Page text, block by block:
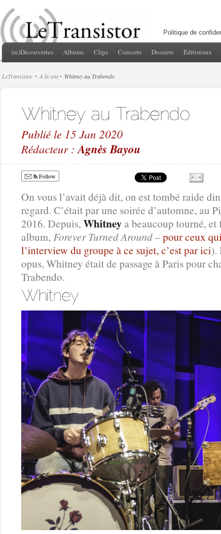
Politique de
(re)Découvertes Albums Clips Concerts Dossiers Editoriaux
LeTransistor A la une Whitney au Trabendo
Publié le 15 Jan 2020
Rédacteur :Agnès Bayou
Follow
On vous l’avait déjà dit, on est tombé raide
regard. C’était par une soirée d’automne, au
2016. Depuis, Whitney a beaucoup tourné,
album, Forever Turned Around–pour ceux
l’interview du groupe à ce sujet, c’est par ici).
opus, Whitney était de passage à Paris pour
Trabendo.